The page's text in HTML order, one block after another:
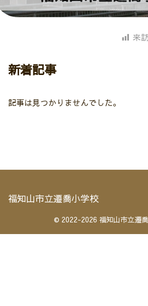
来
新着記事
記事は見つかりませんでした。
福知山市立遷喬小学校
© 2022-2026 福知山市立遷